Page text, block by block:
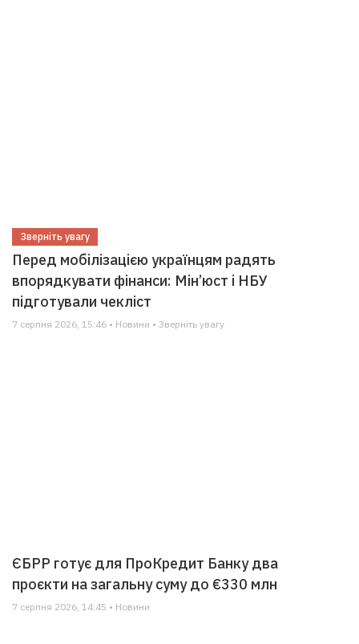
Зверніть увагу
Перед мобілізацією українцям радять
впорядкувати фінанси: Мін’юст і НБУ
підготували чекліст
7 серпня 2026, 15:46 • Новини • Зверніть увагу
ЄБРР готує для ПроКредит Банку два
проєкти на загальну суму до €330 млн
7 серпня 2026, 14:45 • Новини